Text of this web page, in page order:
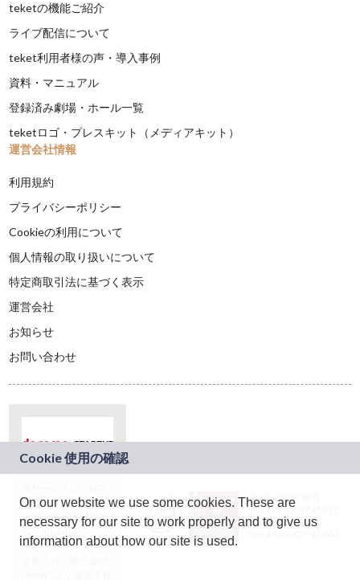
teketの機能ご紹介
ライブ配信について
teket利用者様の声・導入事例
資料・マニュアル
登録済み劇場・ホール一覧
teketロゴ・プレスキット（メディアキット）
運営会社情報
利用規約
プライバシーポリシー
Cookieの利用について
個人情報の取り扱いについて
特定商取引法に基づく表示
運営会社
お知らせ
お問い合わせ
ドコモグループの新
規事業創出プログラ
ム「docomo
STARTUP」を通じて
JASRAC許諾番号：
9024936001Y45037
JASRAC許諾番号：
On our website we use some cookies. These are
necessary for our site to work properly and to give us
information about how our site is used.